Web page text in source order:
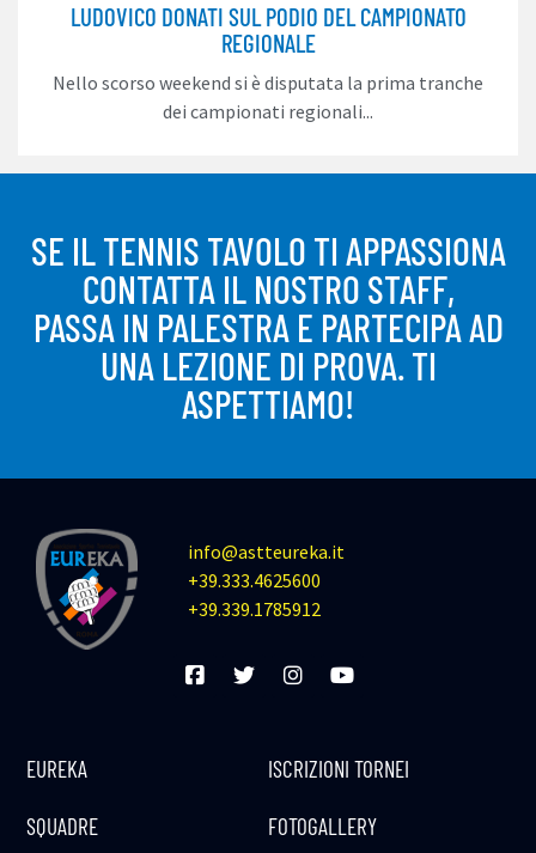
LUDOVICO DONATI SUL PODIO DEL CAMPIONATO
REGIONALE
Nello scorso weekend si è disputata la prima tranche
dei campionati regionali...
SE IL TENNIS TAVOLO TI APPASSIONA
CONTATTA IL NOSTRO STAFF,
PASSA IN PALESTRA E PARTECIPA AD
UNA LEZIONE DI PROVA. TI
ASPETTIAMO!
info@astteureka.it
+39.333.4625600
+39.339.1785912
EUREKA
SQUADRE
ISCRIZIONI TORNEI
FOTOGALLERY